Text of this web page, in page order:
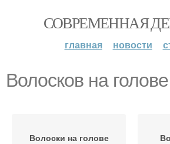
СОВРЕМЕННАЯ
главная новости
Волосков на голове
Волоски на голове